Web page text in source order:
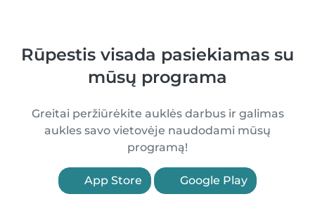
Rūpestis visada pasiekiamas su
mūsų programa
Greitai peržiūrėkite auklės darbus ir galimas
aukles savo vietovėje naudodami mūsų
programą!
App Store Google Play